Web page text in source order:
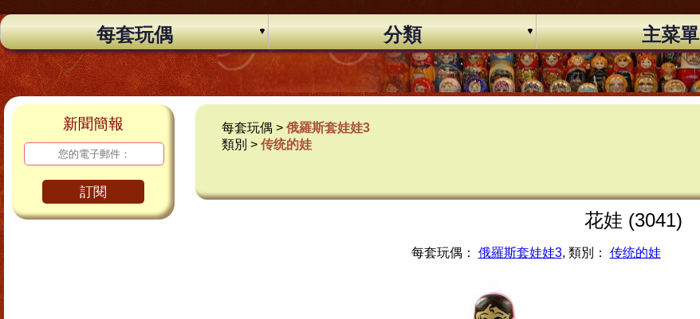
每套玩偶 分類 主菜單
新聞簡報
訂閱
每套玩偶 >俄羅斯套娃娃3
類別 >传统的娃
花娃 (3041)
每套玩偶： 俄羅斯套娃娃3, 類別： 传统的娃